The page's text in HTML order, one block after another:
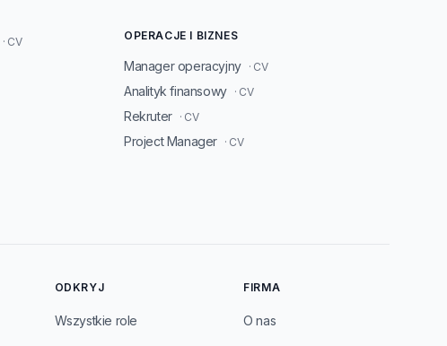
· CV OPERACJE I BIZNES
Manager operacyjny · CV
Analityk finansowy · CV
Rekruter · CV
Project Manager · CV
ODKRYJ
Wszystkie role
FIRMA
O nas